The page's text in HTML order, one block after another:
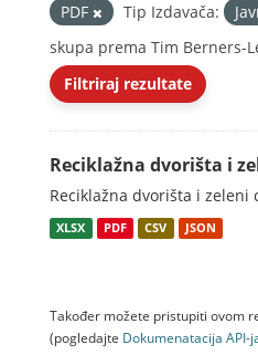
PDF
Tip Izdavača:
skupa prema Tim Berners-
Filtriraj rezultate
Reciklažna dvorišta i
Reciklažna dvorišta i zeleni
XLSX PDF CSV JSON
Također možete pristupiti ovom
(pogledajte Dokumenаtаcijа API-